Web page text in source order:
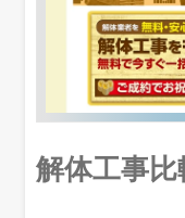
解体工事